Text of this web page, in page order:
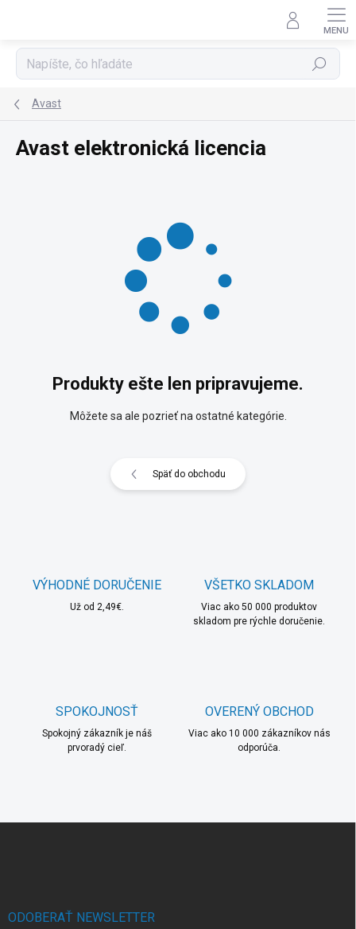
Hľadať
Avast
Avast elektronická licencia
Produkty ešte len pripravujeme.
Môžete sa ale pozrieť na ostatné kategórie.
Späť do obchodu
VÝHODNÉ DORUČENIE
Už od 2,49€.
VŠETKO SKLADOM
Viac ako 50 000 produktov
skladom pre rýchle doručenie.
SPOKOJNOSŤ
Spokojný zákazník je náš
prvoradý cieľ.
OVERENÝ OBCHOD
Viac ako 10 000 zákazníkov nás
odporúča.
ODOBERAŤ NEWSLETTER